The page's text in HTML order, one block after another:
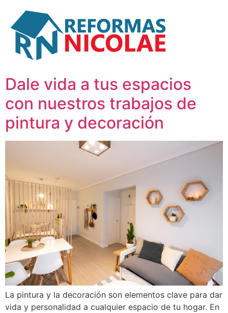
Dale vida a tus espacios
con nuestros trabajos de
pintura y decoración
La pintura y la decoración son elementos clave para dar
vida y personalidad a cualquier espacio de tu hogar. En